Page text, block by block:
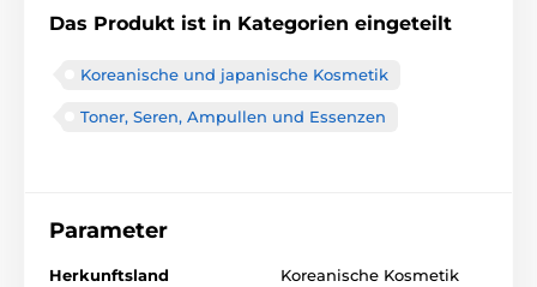
Das Produkt ist in Kategorien eingeteilt
Koreanische und japanische Kosmetik
Toner, Seren, Ampullen und Essenzen
Parameter
Herkunftsland Koreanische Kosmetik